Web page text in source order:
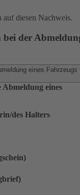
auf diesen Nachweis.
bei der
eines Fahrzeugs
eines
des Halters